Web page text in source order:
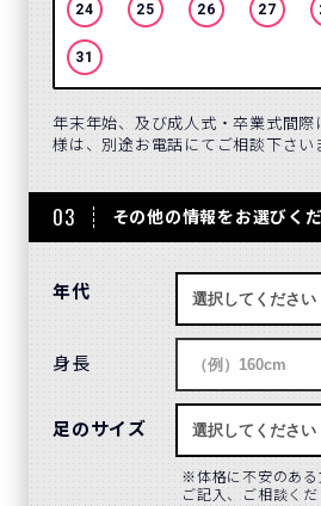
24 25 26 27
31
年末年始、及び成人式・卒業式間
様は、別途お電話にてご相談下さい
03 その他の情報をお選びく
年代
身長
足のサイズ
体格に不安のあ
ご記入、ご相談くだ